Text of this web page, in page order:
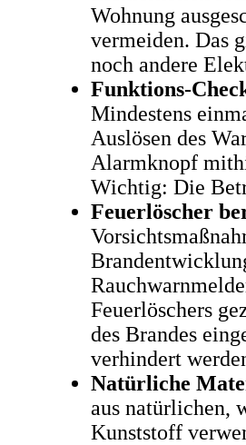
Wohnung
vermeiden. Das
noch andere
Funktions-
Mindestens
Auslösen des
Alarmknopf
Wichtig: Die
Feuerlöscher
Feuerlöschers
des Brandes
verhindert
Natürliche
aus natürlichen,
Kunststoff